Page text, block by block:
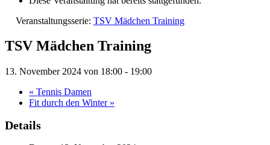
Veranstaltungsserie: TSV Mädchen Training
TSV Mädchen Training
13. November 2024 von 18:00 - 19:00
« Tennis Damen
Fit durch den Winter »
Details